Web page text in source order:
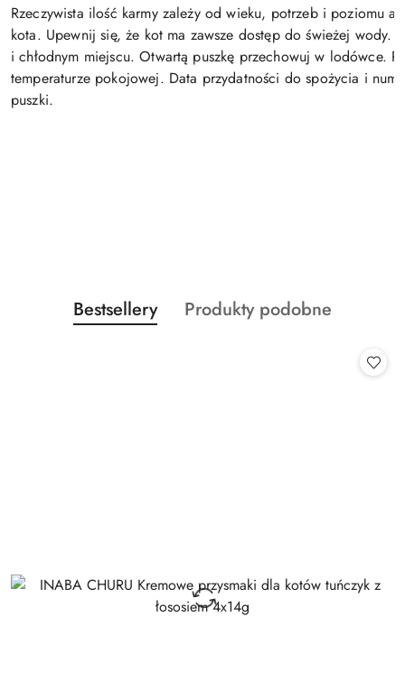
Rzeczywista ilość karmy zależy od wieku, potrzeb i poziomu
kota. Upewnij się, że kot ma zawsze dostęp do świeżej wody.
i chłodnym miejscu. Otwartą puszkę przechowuj w lodówce.
temperaturze pokojowej. Data przydatności do spożycia i
puszki.
Pomiń karuzelę produktów
Produkty
o
Bestsellery
Produkty
Produkty podobne